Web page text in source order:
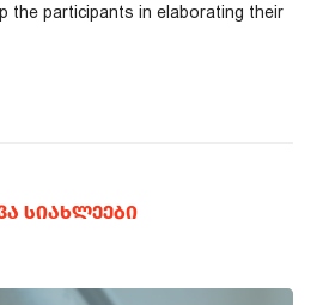
the participants in elaborating their
ᲡᲘᲐᲮᲚᲔᲔᲑᲘ